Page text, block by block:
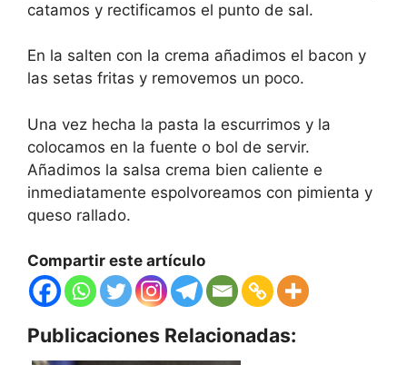
catamos y rectificamos el punto de sal.
En la salten con la crema añadimos el bacon y
las setas fritas y removemos un poco.
Una vez hecha la pasta la escurrimos y la
colocamos en la fuente o bol de servir.
Añadimos la salsa crema bien caliente e
inmediatamente espolvoreamos con pimienta y
queso rallado.
Compartir este artículo
Publicaciones Relacionadas: